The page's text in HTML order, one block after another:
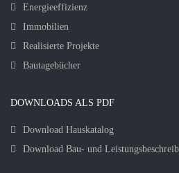
Energieeffizienz
Immobilien
Realisierte Projekte
Bautagebücher
DOWNLOADS ALS PDF
Download Hauskatalog
Download Bau- und